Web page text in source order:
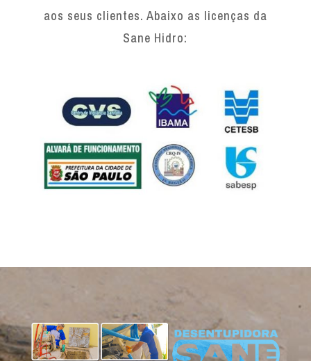
aos seus clientes. Abaixo as licenças da
Sane Hidro: